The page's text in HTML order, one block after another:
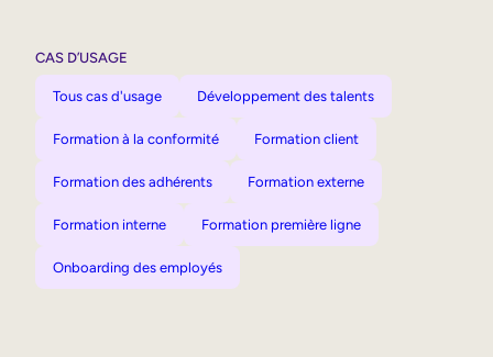
CAS D’USAGE
Tous cas d'usage Développement des talents
Formation à la conformité Formation client
Formation des adhérents Formation externe
Formation interne Formation première ligne
Onboarding des employés